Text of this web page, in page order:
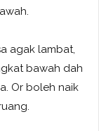
agak lambat,
bawah dah
Or boleh naik